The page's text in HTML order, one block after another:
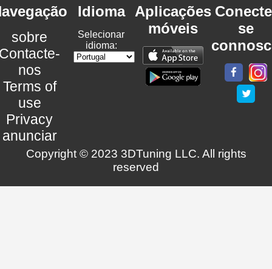
sobre
nos
Terms of
use
Privacy
anunciar
Idioma
Selecionar
idioma:
Aplicações
móveis
se
Copyright © 2023 3DTuning LLC. All rights
reserved